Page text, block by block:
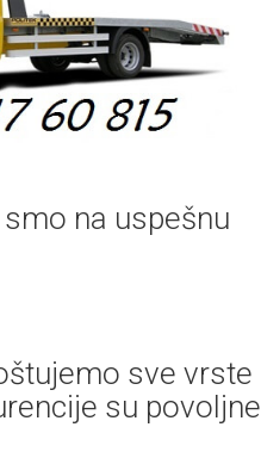
na uspešnu
sve vrste
su povoljne